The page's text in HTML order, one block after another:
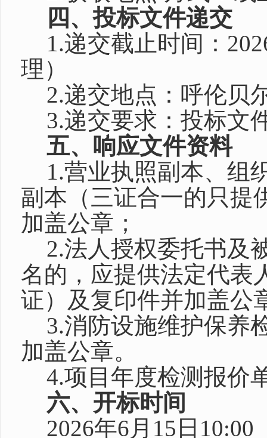
四、投标文件递交
1.递交截止时间：
理）
2.递交地点：呼伦贝
3.递交要求：投标文
五、响应文件资料
1.营业执照副本、组
副本（三证合一的只提
加盖公章；
2.法人授权委托书及
名的，应提供法定代表
证）及复印件并加盖公
3.消防设施维护保养
加盖公章。
4.项目年度检测报价
六、开标时间
2026年6月15日10:00